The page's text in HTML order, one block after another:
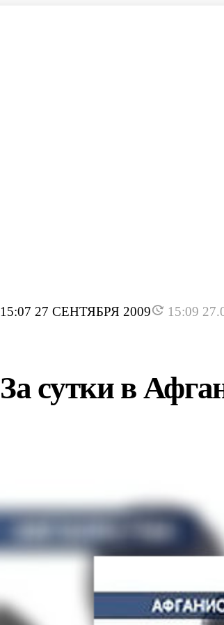
15:07 27 СЕНТЯБРЯ 2009 15:09
За сутки в